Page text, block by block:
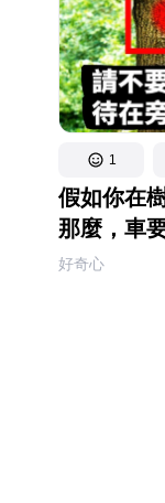
1
假如你在
那麼，車
好奇心